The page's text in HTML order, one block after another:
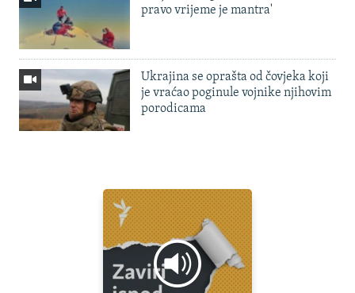
pravo vrijeme je mantra'
Ukrajina se oprašta od čovjeka koji
je vraćao poginule vojnike njihovim
porodicama